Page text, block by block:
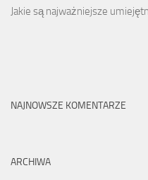
Jakie są najważniejsze
NAJNOWSZE KOMENTARZE
ARCHIWA